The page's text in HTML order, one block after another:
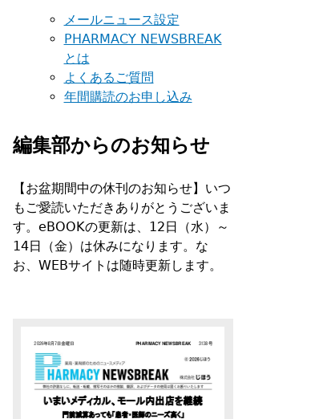
メールニュース設定
PHARMACY NEWSBREAK
とは
よくあるご質問
年間購読のお申し込み
編集部からのお知らせ
【お盆期間中の休刊のお知らせ】いつ
もご愛読いただきありがとうございま
す。eBOOKの更新は、12日（水）～
14日（金）は休みになります。な
お、WEBサイトは随時更新します。